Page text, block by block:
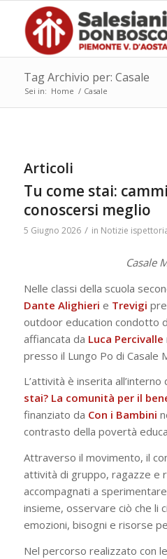
Tag Archivio per: Casale
Sei in: Home / Casale
Articoli
Tu come stai:
conoscersi meglio
5 Giugno 2026 / in Notizie
Casale
Nelle classi della scuola
Dante Alighieri e Trevigi
outdoor education condotto
affiancata da Luca Percivalle
presso il Lungo Po di Casale
L’attività è inserita
stai? La comunità per il
finanziato da Con i Bambini
contrasto della povertà
Attraverso il movimento, il
attività di gruppo, ragazze e
accompagnati a
insieme, osservare ciò che li
emozioni, bisogni e risorse
Nel percorso realizzato con